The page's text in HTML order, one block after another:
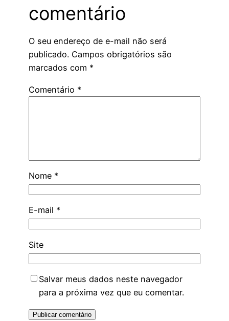
comentário
O seu endereço de e-mail não será
publicado. Campos obrigatórios são
marcados com *
Comentário *
Nome *
E-mail *
Site
Salvar meus dados neste navegador
para a próxima vez que eu comentar.